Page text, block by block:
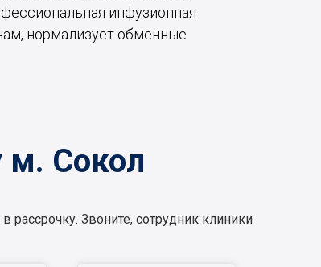
инфузионная
нормализует обменные
м. Сокол
Звоните, сотрудник клиники